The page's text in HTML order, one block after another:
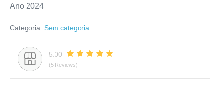
Ano 2024
Categoria: Sem categoria
5.00
(5 Reviews)